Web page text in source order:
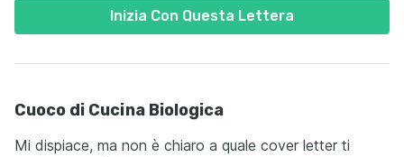
Inizia Con Questa Lettera
Cuoco di Cucina Biologica
Mi dispiace, ma non è chiaro a quale cover letter ti